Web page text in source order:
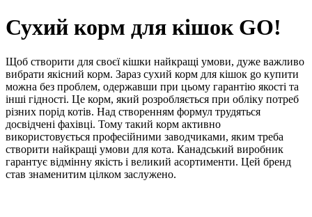
Сухий корм для кішок GO!
Щоб створити для своєї кішки найкращі умови, дуже важливо
вибрати якісний корм. Зараз сухий корм для кішок go купити
можна без проблем, одержавши при цьому гарантію якості та
інші гідності. Це корм, який розробляється при обліку потреб
різних порід котів. Над створенням формул трудяться
досвідчені фахівці. Тому такий корм активно
використовується професійними заводчиками, яким треба
створити найкращі умови для кота. Канадський виробник
гарантує відмінну якість і великий асортименти. Цей бренд
став знаменитим цілком заслужено.